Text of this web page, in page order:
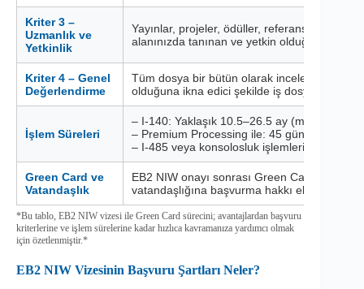
Kriter 3 –
Uzmanlık ve
Yetkinlik
Yayınlar, projeler, ödüller, referans
alanınızda tanınan ve yetkin olduğunuzu
Kriter 4 – Genel
Değerlendirme
Tüm dosya bir bütün olarak incelendiğinde,
olduğuna ikna edici şekilde iş dosyası ve
İşlem Süreleri
– I-140: Yaklaşık 10.5–26.5 ay (merkeze
– Premium Processing ile: 45 güne kadar
– I-485 veya konsolosluk işlemleri: Ek olarak
Green Card ve
Vatandaşlık
EB2 NIW onayı sonrası Green Card alabilir;
vatandaşlığına başvurma hakkı elde
*Bu tablo, EB2 NIW vizesi ile Green Card sürecini; avantajlardan başvuru
kriterlerine ve işlem sürelerine kadar hızlıca kavramanıza yardımcı olmak
için özetlenmiştir.*
EB2 NIW Vizesinin Başvuru Şartları Neler?